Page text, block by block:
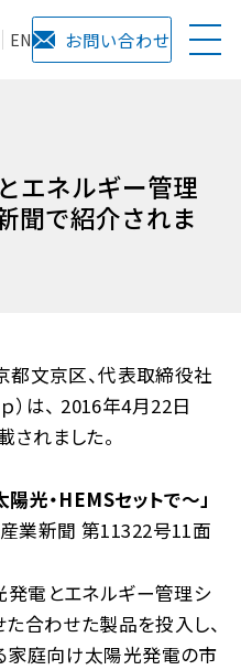
EN お問い合わせ
エネルギー管理
聞で紹介されま
都文京区、代表取締役社
）は、 2016年4月22日
されました。
陽光・HEMSセットで～」
業新聞 第11322号11面
発電とエネルギー管理シ
合わせた製品を投入し、
家庭向け太陽光発電の市